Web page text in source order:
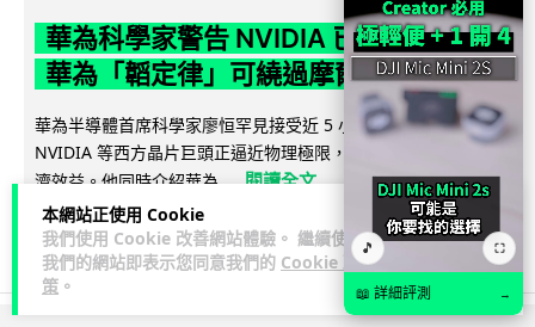
本網站正使用 Cookie
我們使用 Cookie 改善網站體驗。 繼續使用
我們的網站即表示您同意我們的 Cookie 政
策 。
華為科學家警告 NVIDIA 已近物理極限
華為「韜定律」可繞過摩爾定律瓶頸
華為半導體首席科學家廖恒罕見接受近 5 小時專訪，警告
NVIDIA 等西方晶片巨頭正逼近物理極限，傳統製程升級已失經
濟效益。他同時介紹華為... 閱讀全文
1,593 602 ↗ 分享
🎵 ⛶
📖 詳細評測 →